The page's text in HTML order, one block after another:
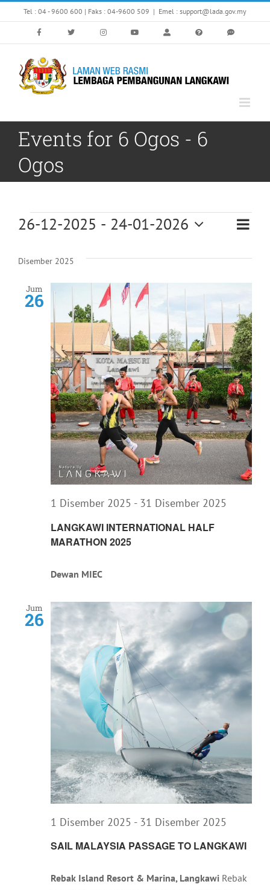
to
Tel : 04 - 9600 600 | Faks : 04-9600 509 | Emel : support@lada.gov.my
Events for 6 Ogos - 6
Ogos
Events List
26-12-2025 - 24-01-2026
date.
Disember 2025
Jum
26
LANGKAWI INTERNATIONAL HALF
MARATHON 2025
1 Disember 2025 - 31 Disember 2025
Dewan MIEC
Jum
26
SAIL MALAYSIA PASSAGE TO LANGKAWI
1 Disember 2025 - 31 Disember 2025
Rebak Island Resort & Marina, Langkawi Rebak